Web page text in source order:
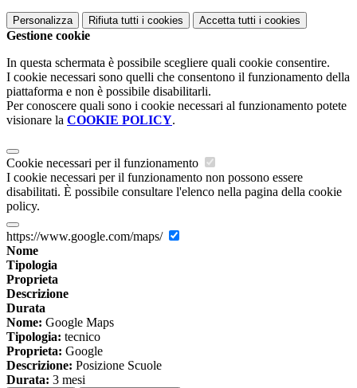
Personalizza Rifiuta tutti i cookies Accetta tutti i cookies
Gestione cookie
In questa schermata è possibile scegliere quali cookie consentire.
I cookie necessari sono quelli che consentono il funzionamento della
piattaforma e non è possibile disabilitarli.
Per conoscere quali sono i cookie necessari al funzionamento potete
visionare la COOKIE POLICY.
Cookie necessari per il funzionamento
I cookie necessari per il funzionamento non possono essere
disabilitati. È possibile consultare l'elenco nella pagina della cookie
policy.
https://www.google.com/maps/
Nome
Tipologia
Proprieta
Descrizione
Durata
Nome: Google Maps
Tipologia: tecnico
Proprieta: Google
Descrizione: Posizione Scuole
Durata: 3 mesi